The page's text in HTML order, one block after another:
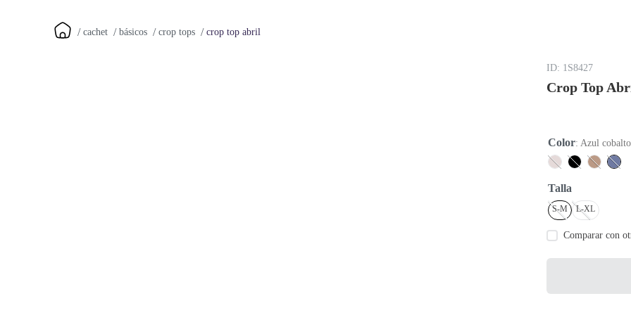
cachet básicos crop tops crop top abril
: 1S8427
Crop Top
Color: Azul cobalto
Talla
S-M L-XL